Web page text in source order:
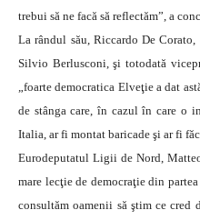
trebui să ne facă să reflectăm”, a
La rândul său, Riccardo De
Silvio Berlusconi, şi totodată
„foarte democratica Elveţie a dat
de stânga care, în cazul în care o
Italia, ar fi montat baricade şi ar fi
Eurodeputatul Ligii de Nord,
mare lecţie de democraţie din
consultăm oamenii să ştim ce cred